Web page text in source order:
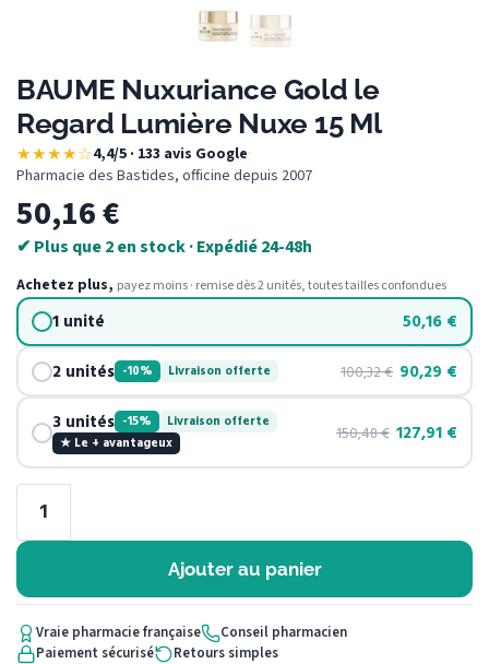
BAUME Nuxuriance Gold le
Regard Lumière Nuxe 15 Ml
★★★★☆4,4/5 · 133 avis Google·
Pharmacie des Bastides, officine depuis 2007
50,16€
✔ Plus que 2 en stock · Expédié 24-48h
Achetez plus, payez moins · remise dès 2 unités, toutes tailles confondues
1 unité 50,16 €
2 unités -10% Livraison offerte 100,32€ 90,29 €
3 unités -15%
Livraison offerte
★ Le + avantageux
150,48€ 127,91 €
Ajouter au panier
Vraie pharmacie française
Conseil pharmacien
Paiement sécurisé
Retours simples